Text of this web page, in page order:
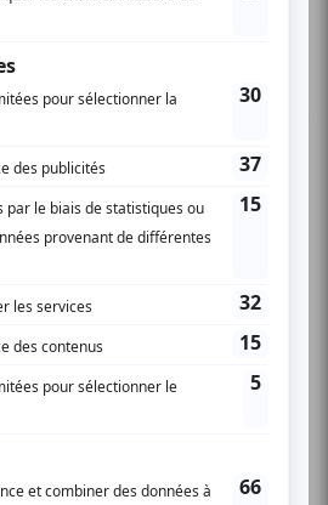
03-30 04:00:00
la voir maintenant ! Je suis revenu
émerveillé. Je l'a savais pleine
è la télé, mais il nous surprend encore
Découverte ! On aime se laisser
Accompagnée de musiciens
que l'on sentait jouer pour le
a eu droit è deux heures de pur
de prolonger encore mon plaisir.
qu'elle revienne, achetez le CD :
de goûter è mon plaisir....